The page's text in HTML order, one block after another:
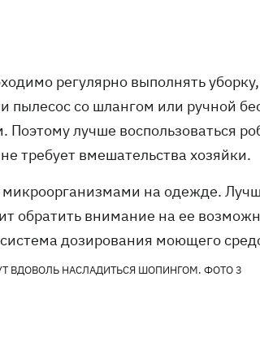
регулярно выполнять
со шлангом или ручной
лучше воспользоваться
требует вмешательства хозяйки.
на одежде.
обратить внимание на ее
дозирования моющего